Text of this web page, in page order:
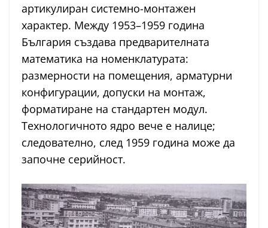
артикулиран системно-монтажен
характер. Между 1953–1959 година
България създава предварителната
математика на номенклатурата:
размерности на помещения, арматурни
конфигурации, допуски на монтаж,
форматиране на стандартен модул.
Технологичното ядро вече е налице;
следователно, след 1959 година може да
започне серийност.